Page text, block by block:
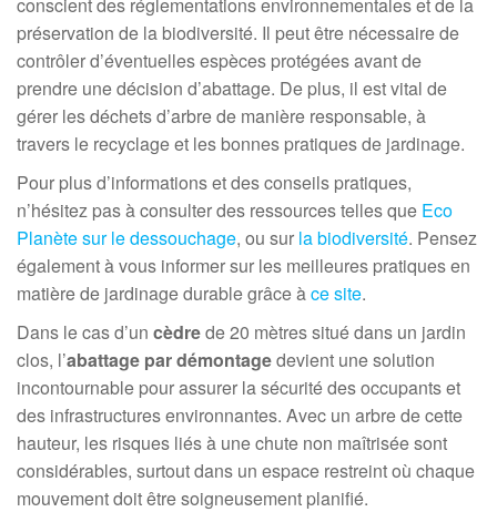
préservation de la biodiversité. Il peut être nécessaire de
contrôler d’éventuelles espèces protégées avant de
prendre une décision d’abattage. De plus, il est vital de
gérer les déchets d’arbre de manière responsable, à
travers le recyclage et les bonnes pratiques de jardinage.
Pour plus d’informations et des conseils pratiques,
n’hésitez pas à consulter des ressources telles que Eco
Planète sur le dessouchage, ou sur la biodiversité. Pensez
également à vous informer sur les meilleures pratiques en
matière de jardinage durable grâce àce site.
Dans le cas d’un cèdrede 20 mètres situé dans un jardin
clos, l’abattage par démontagedevient une solution
incontournable pour assurer la sécurité des occupants et
des infrastructures environnantes. Avec un arbre de cette
hauteur, les risques liés à une chute non maîtrisée sont
considérables, surtout dans un espace restreint où chaque
mouvement doit être soigneusement planifié.